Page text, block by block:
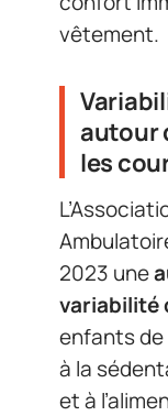
vêtement.
autour
les
2023 une
variabilité
enfants de
à la
et à